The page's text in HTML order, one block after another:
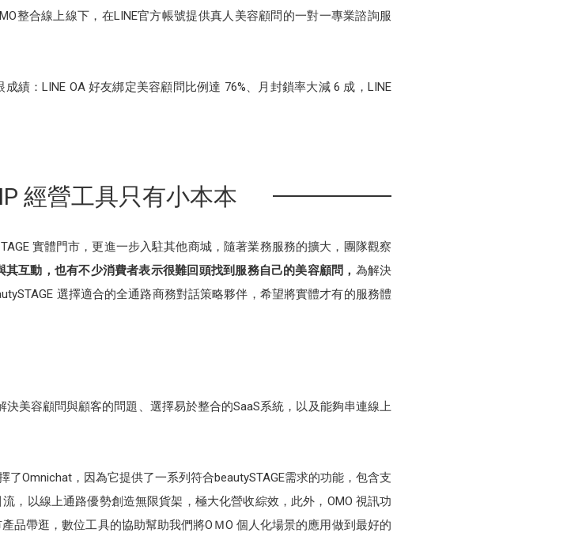
整合線上線下，在LINE官方帳號提供真人美容顧問的一對一專業諮詢服
績：LINE OA 好友綁定美容顧問比例達 76%、月封鎖率大減 6 成，LINE
經營工具只有小本本
實體門市，更進一步入駐其他商城，隨著業務服務的擴大，團隊觀察
互動，也有不少消費者表示很難回頭找到服務自己的美容顧問， 為解決
選擇適合的全通路商務對話策略夥伴，希望將實體才有的服務體
美容顧問與顧客的問題、選擇易於整合的SaaS系統，以及能夠串連線上
Omnichat，因為它提供了一系列符合beautySTAGE需求的功能，包含支
，以線上通路優勢創造無限貨架，極大化營收綜效，此外，OMO 視訊功
品帶逛，數位工具的協助幫助我們將OＭO 個人化場景的應用做到最好的